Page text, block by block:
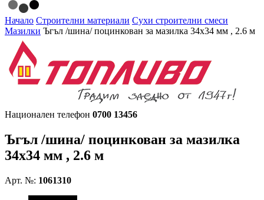
Начало Строителни материали Сухи строителни смеси
Мазилки Ъгъл /шина/ поцинкован за мазилка 34х34 мм , 2.6 м
Национален телефон 0700 13456
Ъгъл /шина/ поцинкован за мазилка
34х34 мм , 2.6 м
Арт. №: 1061310